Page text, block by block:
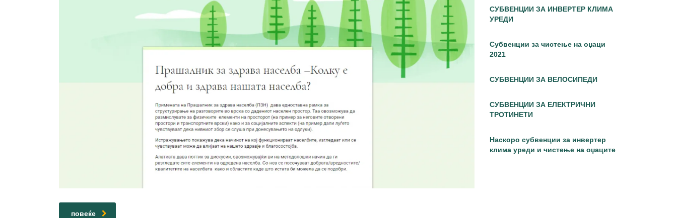
повеќе
СУБВЕНЦИИ ЗА ИНВЕРТЕР КЛИМА
УРЕДИ
Субвенции за чистење на оџаци
2021
СУБВЕНЦИИ ЗА ВЕЛОСИПЕДИ
СУБВЕНЦИИ ЗА ЕЛЕКТРИЧНИ
ТРОТИНЕТИ
Наскоро субвенции за инвертер
клима уреди и чистење на оџаците